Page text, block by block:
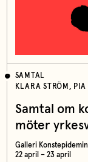
SAMTAL
KLARA STRÖM,
Samtal om
möter
Galleri Konstepidemin
22 april – 23 april